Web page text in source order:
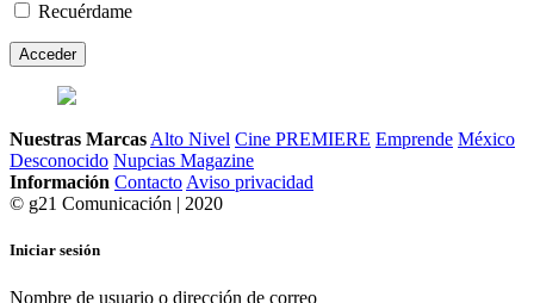
Recuérdame
Nuestras Marcas Alto Nivel Cine PREMIERE Emprende México
Desconocido Nupcias Magazine
Información Contacto Aviso privacidad
© g21 Comunicación | 2020
Iniciar sesión
Nombre de usuario o dirección de correo